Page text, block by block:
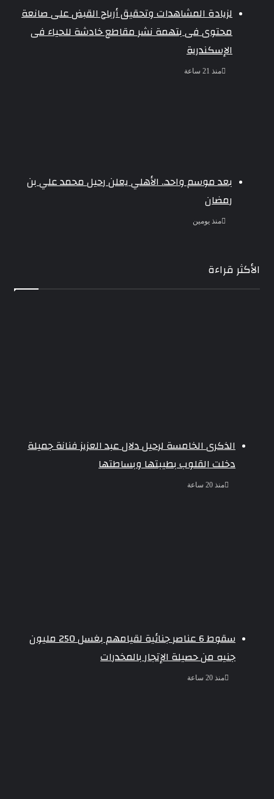
لزيادة المشاهدات وتحقيق أرباح القبض على صانعة
محتوى فى بتهمة نشر مقاطع خادشة للحياء فى
الإسكندرية
منذ 21 ساعة
بعد موسم واحد.. الأهلي يعلن رحيل محمد علي بن
رمضان
منذ يومين
الأكثر قراءة
الذكرى الخامسة لرحيل دلال عبد العزيز فنانة جميلة
دخلت القلوب بطيبتها وبساطتها
منذ 20 ساعة
سقوط 6 عناصر جنائية لقيامهم بغسل 250 مليون
جنيه من حصيلة الإتجار بالمخدرات
منذ 20 ساعة